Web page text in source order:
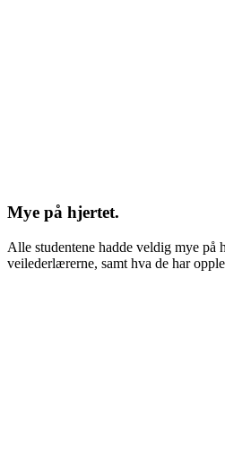
Mye på hjertet.
Alle studentene hadde veldig mye på
veilederlærerne, samt hva de har